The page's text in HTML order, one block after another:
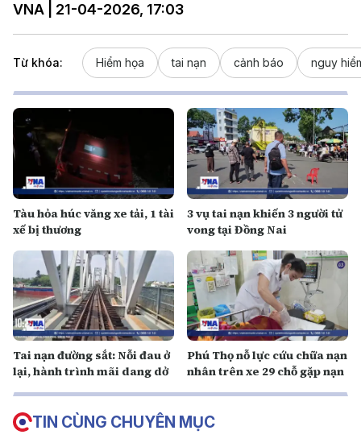
VNA | 21-04-2026, 17:03
Từ khóa: Hiểm họa tai nạn cảnh báo nguy
Tàu hỏa húc văng xe tải, 1 tài
xế bị thương
3 vụ tai nạn khiến 3 người tử
vong tại Đồng Nai
Tai nạn đường sắt: Nỗi đau ở
lại, hành trình mãi dang dở
Phú Thọ nỗ lực cứu chữa nạn
nhân trên xe 29 chỗ gặp nạn
TIN CÙNG CHUYÊN MỤC